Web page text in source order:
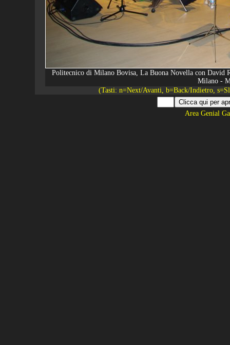
Politecnico di Milano Bovisa, La Buona Novella con David
Milano -
(Tasti: n=Next/Avanti, b=Back/Indietro,
Area Genial